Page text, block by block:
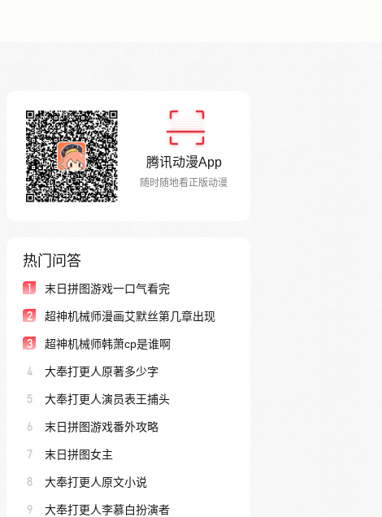
腾讯动漫App
随时随地看正版动漫
热门问答
1 末日拼图游戏一口气看完
2 超神机械师漫画艾默丝第几章出现
3 超神机械师韩萧cp是谁啊
4 大奉打更人原著多少字
5 大奉打更人演员表王捕头
6 末日拼图游戏番外攻略
7 末日拼图女主
8 大奉打更人原文小说
9 大奉打更人李慕白扮演者